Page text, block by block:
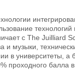
с The Juilliard
и музыки,
в
проходного